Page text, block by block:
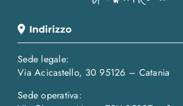
Indirizzo
Sede legale:
Via Acicastello, 30 95126 – Catania
Sede operativa: